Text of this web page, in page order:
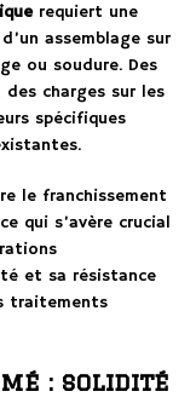
requiert une
assemblage sur
ou soudure. Des
charges sur les
spécifiques
le franchissement
qui s’avère crucial
et sa résistance
traitements
: solidité